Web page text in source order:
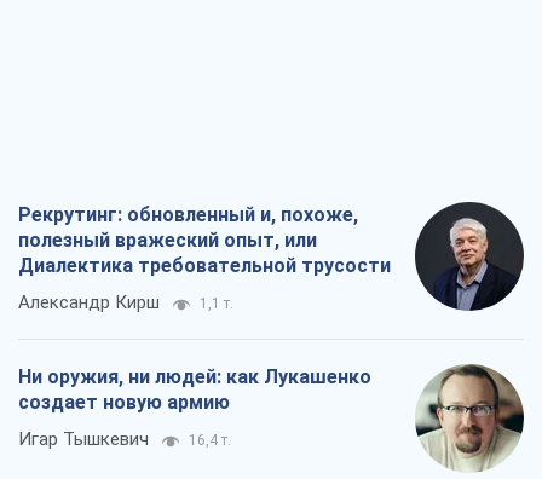
Рекрутинг: обновленный и, похоже,
полезный вражеский опыт, или
Диалектика требовательной трусости
Александр Кирш 1,1 т.
Ни оружия, ни людей: как Лукашенко
создает новую армию
Игар Тышкевич 16,4 т.